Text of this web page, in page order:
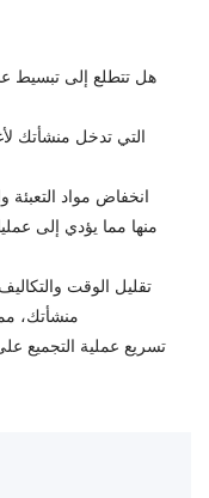
هل تتطلع إلى تبسيط
منها مما يؤدي إلى
منشأتك،